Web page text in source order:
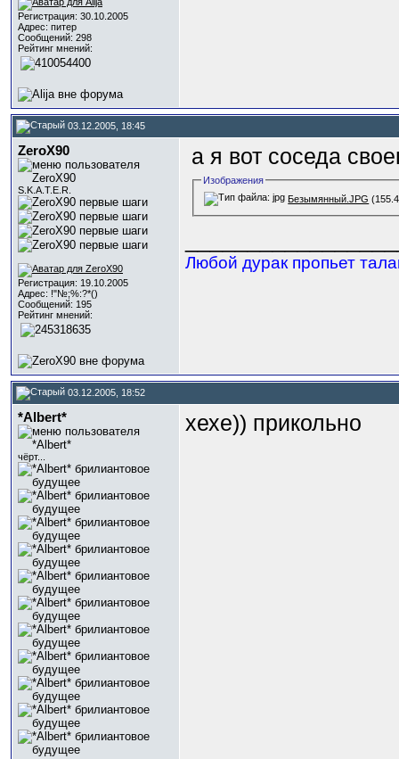
Регистрация: 30.10.2005
Адрес: питер
Сообщений: 298
Рейтинг мнений:
03.12.2005, 18:45
ZeroX90
S.K.A.T.E.R.
Регистрация: 19.10.2005
Адрес: !"№;%:?*()
Сообщений: 195
Рейтинг мнений:
а я вот соседа
Изображения
Безымянный.JPG
Любой дурак пропьет
03.12.2005, 18:52
*Albert*
чёрт...
хехе)) прикольно